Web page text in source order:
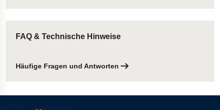
FAQ & Technische Hinweise
Häufige Fragen und Antworten